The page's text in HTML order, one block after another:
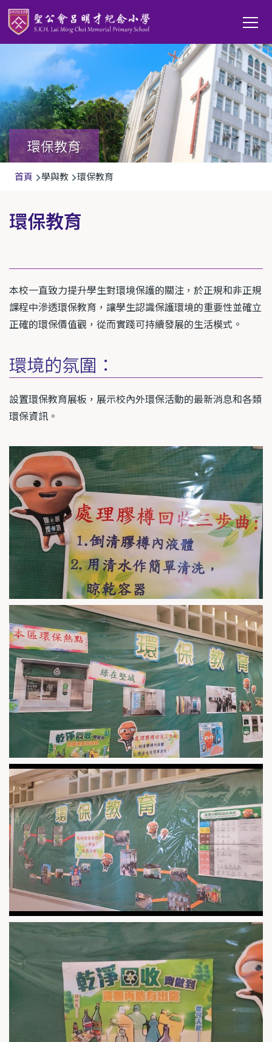
移至主內容
Main
環保教育
導
連
結
首頁 學與教 環保教育
環保教育
本校一直致力提升學生對環境保護的關注，於正規和非正規
課程中滲透環保教育，讓學生認識保護環境的重要性並確立
正確的環保價值觀，從而實踐可持續發展的生活模式。
環境的氛圍：
設置環保教育展板，展示校內外環保活動的最新消息和各類
環保資訊。